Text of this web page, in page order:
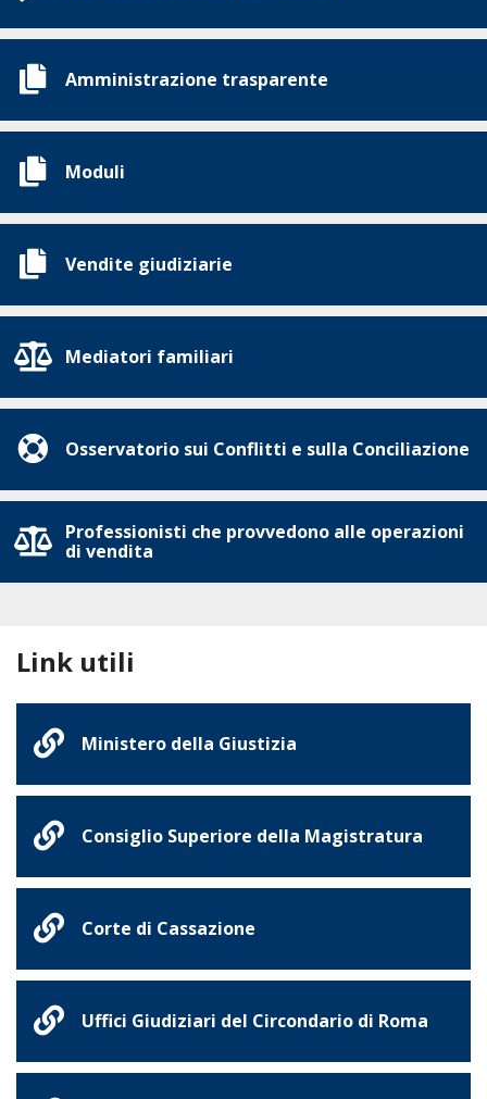
Amministrazione trasparente
Moduli
Vendite giudiziarie
Mediatori familiari
Osservatorio sui Conflitti e sulla Conciliazione
Professionisti che provvedono alle operazioni
di vendita
Link utili
Ministero della Giustizia
Consiglio Superiore della Magistratura
Corte di Cassazione
Uffici Giudiziari del Circondario di Roma